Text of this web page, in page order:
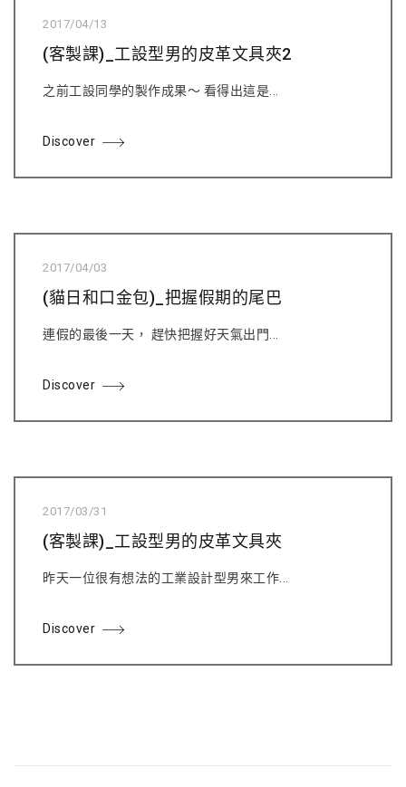
2017/04/13
(客製課)_工設型男的皮革文具夾2
之前工設同學的製作成果～ 看得出這是...
Discover
2017/04/03
(貓日和口金包)_把握假期的尾巴
連假的最後一天， 趕快把握好天氣出門...
Discover
2017/03/31
(客製課)_工設型男的皮革文具夾
昨天一位很有想法的工業設計型男來工作...
Discover